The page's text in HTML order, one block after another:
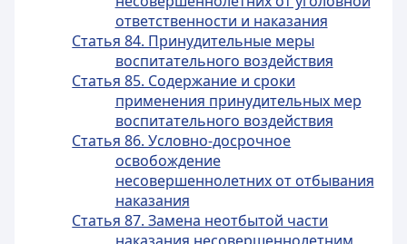
ответственности и наказания
Статья 84. Принудительные меры
воспитательного воздействия
Статья 85. Содержание и сроки
применения принудительных мер
воспитательного воздействия
Статья 86. Условно-досрочное
освобождение
несовершеннолетних от отбывания
наказания
Статья 87. Замена неотбытой части